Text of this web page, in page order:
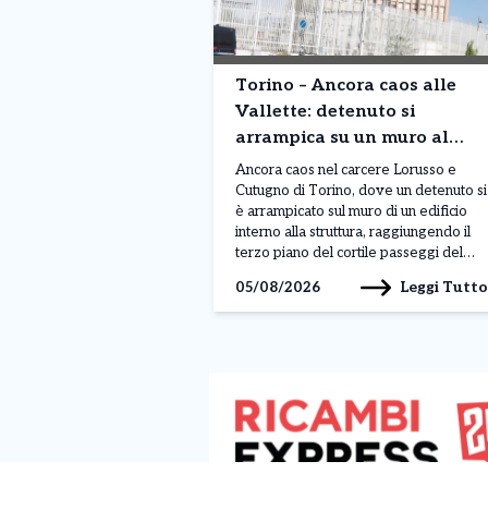
Torino – Ancora caos alle
Vallette: detenuto si
arrampica su un muro al
terzo piano. Situazione fuori
controllo
Ancora caos nel carcere Lorusso e
Cutugno di Torino, dove un detenuto si
è arrampicato sul muro di un edificio
interno alla struttura, raggiungendo il
terzo piano del cortile passeggi del
mattinata di lunedì 3 agosto, sarebbe
legato a una protesta, anche se al
05/08/2026 Leggi Tutto